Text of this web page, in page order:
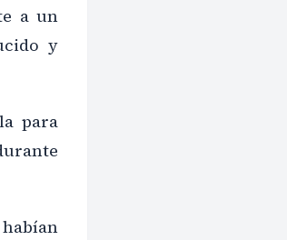
a un
y
para